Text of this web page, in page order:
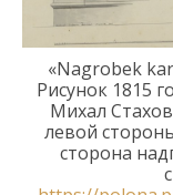
«Nagrobek
Рисунок1815
Михал
левой
сторона